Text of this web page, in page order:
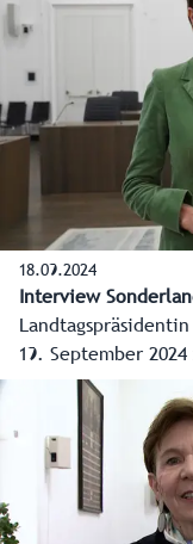
Menschen in die
Landes ist
18.09.2024
Interview
19. September